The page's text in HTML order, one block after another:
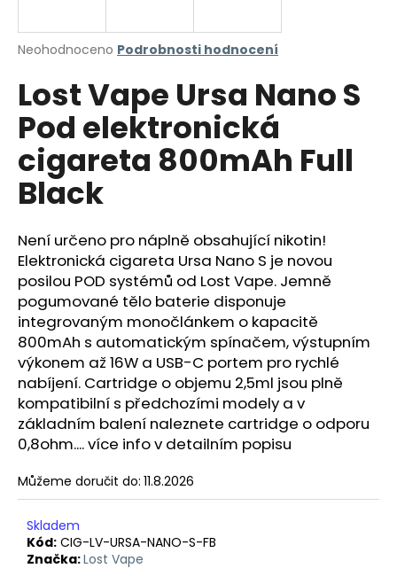
Průměrné
produktu
je
0,0
5
hvězdiček.
Neohodnoceno Podrobnosti hodnocení
Lost Vape Ursa Nano S
Pod elektronická
cigareta 800mAh Full
Black
Není určeno pro náplně obsahující nikotin!
Elektronická cigareta Ursa Nano S je novou
posilou POD systémů od Lost Vape. Jemně
pogumované tělo baterie disponuje
integrovaným monočlánkem o kapacitě
800mAh s automatickým spínačem, výstupním
výkonem až 16W a USB-C portem pro rychlé
nabíjení. Cartridge o objemu 2,5ml jsou plně
kompatibilní s předchozími modely a v
základním balení naleznete cartridge o odporu
0,8ohm.... více info v detailním popisu
Můžeme doručit do: 11.8.2026
Skladem
Kód: CIG-LV-URSA-NANO-S-FB
Značka:Lost Vape
j
t
?
D
o
p
o
r
u
č
u
j
e
m
e
OXVA
XLIM